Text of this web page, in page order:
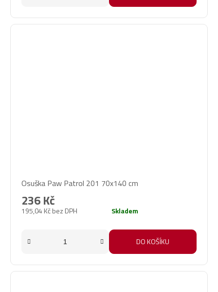
Osuška Paw Patrol 201 70x140 cm
195,04 Kč bez DPH
236 Kč
Skladem
DO KOŠÍKU